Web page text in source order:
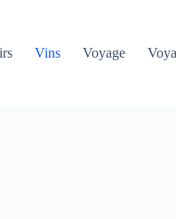
Vins Voyage